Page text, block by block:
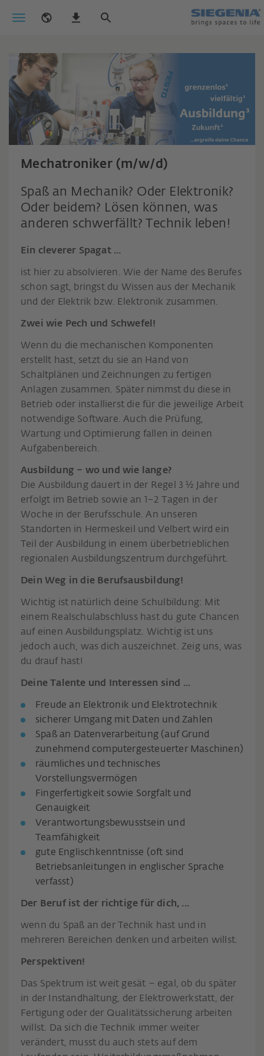
Mechatroniker (m/w/d)
Spaß an Mechanik? Oder Elektronik?
Oder beidem? Lösen können, was
anderen schwerfällt? Technik leben!
Ein cleverer Spagat ...
ist hier zu absolvieren. Wie der Name des Berufes
schon sagt, bringst du Wissen aus der Mechanik
und der Elektrik bzw. Elektronik zusammen.
Zwei wie Pech und Schwefel!
Wenn du die mechanischen Komponenten
erstellt hast, setzt du sie an Hand von
Schaltplänen und Zeichnungen zu fertigen
Anlagen zusammen. Später nimmst du diese in
Betrieb oder installierst die für die jeweilige Arbeit
notwendige Software. Auch die Prüfung,
Wartung und Optimierung fallen in deinen
Aufgabenbereich.
Ausbildung – wo und wie lange?
Die Ausbildung dauert in der Regel 3 ½ Jahre und
erfolgt im Betrieb sowie an 1–2 Tagen in der
Woche in der Berufsschule. An unseren
Standorten in Hermeskeil und Velbert wird ein
Teil der Ausbildung in einem überbetrieblichen
regionalen Ausbildungszentrum durchgeführt.
Dein Weg in die Berufsausbildung!
Wichtig ist natürlich deine Schulbildung: Mit
einem Realschulabschluss hast du gute Chancen
auf einen Ausbildungsplatz. Wichtig ist uns
jedoch auch, was dich auszeichnet. Zeig uns, was
du drauf hast!
Deine Talente und Interessen sind ...
Freude an Elektronik und Elektrotechnik
sicherer Umgang mit Daten und Zahlen
Spaß an Datenverarbeitung (auf Grund
zunehmend computergesteuerter Maschinen)
räumliches und technisches
Vorstellungsvermögen
Fingerfertigkeit sowie Sorgfalt und
Genauigkeit
Verantwortungsbewusstsein und
Teamfähigkeit
gute Englischkenntnisse (oft sind
Betriebsanleitungen in englischer Sprache
verfasst)
Der Beruf ist der richtige für dich, ...
wenn du Spaß an der Technik hast und in
mehreren Bereichen denken und arbeiten willst.
Perspektiven!
Das Spektrum ist weit gesät – egal, ob du später
in der Instandhaltung, der Elektrowerkstatt, der
Fertigung oder der Qualitätssicherung arbeiten
willst. Da sich die Technik immer weiter
verändert, musst du auch stets auf dem